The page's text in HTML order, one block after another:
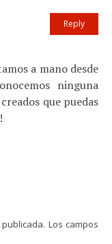
a mano desde
ninguna
que puedas
Reply
Los campos